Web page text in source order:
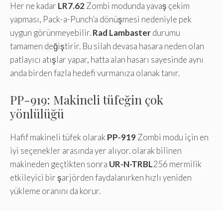
Her ne kadar LR7.62Zombi modunda yavaş çekim
yapması, Pack-a-Punch’a dönüşmesi nedeniyle pek
uygun görünmeyebilir.Rad Lambasterdurumu
tamamen değiştirir. Bu silah devasa hasara neden olan
patlayıcı atışlar yapar, hatta alan hasarı sayesinde aynı
anda birden fazla hedefi vurmanıza olanak tanır.
PP-919: Makineli tüfeğin çok
yönlülüğü
Hafif makineli tüfek olarak PP-919Zombi modu için en
iyi seçenekler arasında yer alıyor. olarak bilinen
makineden geçtikten sonra UR-N-TRBL256 mermilik
etkileyici bir şarjörden faydalanırken hızlı yeniden
yükleme oranını da korur.